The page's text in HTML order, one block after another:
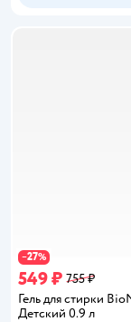
−27%
549 ₽ 755 ₽
Гель для стирки
Детский 0.9 л